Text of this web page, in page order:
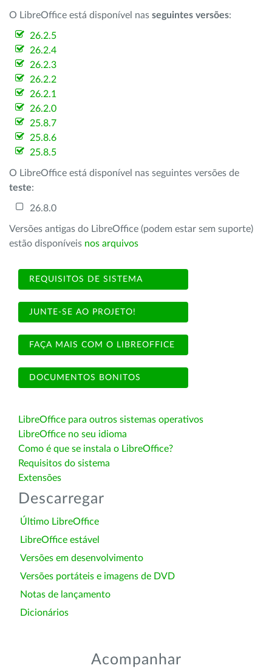
O LibreOffice está disponível nas seguintes versões:
26.2.5
26.2.4
26.2.3
26.2.2
26.2.1
26.2.0
25.8.7
25.8.6
25.8.5
O LibreOffice está disponível nas seguintes versões de
teste:
26.8.0
Versões antigas do LibreOffice (podem estar sem suporte)
estão disponíveis nos arquivos
REQUISITOS DE SISTEMA
JUNTE-SE AO PROJETO!
FAÇA MAIS COM O LIBREOFFICE
DOCUMENTOS BONITOS
LibreOffice para outros sistemas operativos
LibreOffice no seu idioma
Como é que se instala o LibreOffice?
Requisitos do sistema
Extensões
Descarregar
Último LibreOffice
LibreOffice estável
Versões em desenvolvimento
Versões portáteis e imagens de DVD
Notas de lançamento
Dicionários
Acompanhar